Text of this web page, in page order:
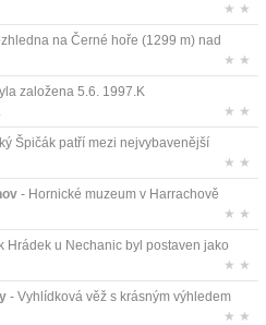
★ ★
na Černé hoře (1299 m) nad
★ ★
založena 5.6. 1997.K
★ ★
Špičák patří mezi nejvybavenější
★ ★
- Hornické muzeum v Harrachově
★ ★
Hrádek u Nechanic byl postaven jako
★ ★
- Vyhlídková věž s krásným výhledem
★ ★